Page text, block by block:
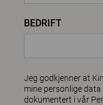
BEDRIFT
Jeg godkjenner at
mine personlige
dokumentert i vår